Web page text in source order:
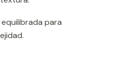
para